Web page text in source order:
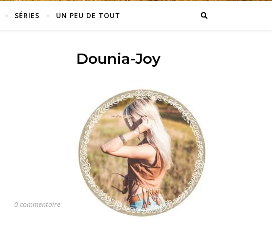
SÉRIES UN PEU DE TOUT
0 commentaire
Dounia-Joy